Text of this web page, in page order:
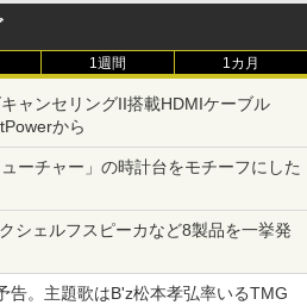
1週間 1カ月
ャンセリングII搭載HDMIケーブル
から
ーチャー」の時計台をモチーフにした
シェルフスピーカなど8製品を一挙発
告。主題歌はB'z松本孝弘率いるTMG